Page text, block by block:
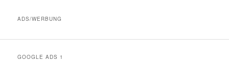
ADS/WERBUNG
GOOGLE ADS 1